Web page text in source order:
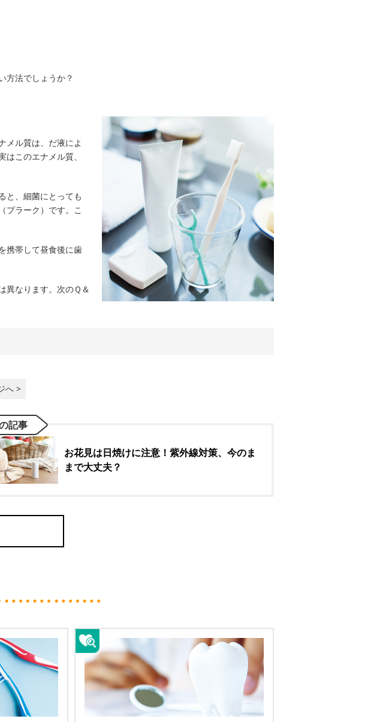
方法でしょうか？
メル質は、だ液によ
このエナメル質、
と、細菌にとっても
プラーク）です。こ
携帯して昼食後に歯
異なります。次のＱ＆
へ >
記事
お花見は日焼けに注意！紫外線対策、今のま
まで大丈夫？